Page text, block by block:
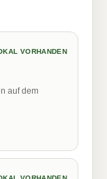
VORHANDEN
auf dem